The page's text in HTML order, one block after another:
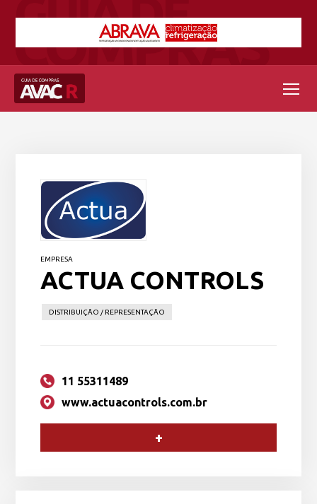
EMPRESA
ACTUA CONTROLS
DISTRIBUIÇÃO / REPRESENTAÇÃO
11 55311489
www.actuacontrols.com.br
+